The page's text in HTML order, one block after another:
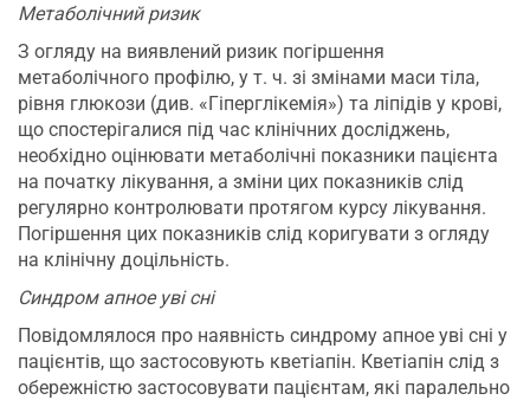
Метаболічний ризик
З огляду на виявлений ризик погіршення
метаболічного профілю, у т. ч. зі змінами маси тіла,
рівня глюкози (див. «Гіперглікемія») та ліпідів у крові,
що спостерігалися під час клінічних досліджень,
необхідно оцінювати метаболічні показники пацієнта
на початку лікування, а зміни цих показників слід
регулярно контролювати протягом курсу лікування.
Погіршення цих показників слід коригувати з огляду
на клінічну доцільність.
Синдром апное уві сні
Повідомлялося про наявність синдрому апное уві сні у
пацієнтів, що застосовують кветіапін. Кветіапін слід з
обережністю застосовувати пацієнтам, які паралельно